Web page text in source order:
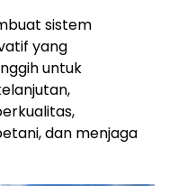
sistem
yang
untuk
dan menjaga